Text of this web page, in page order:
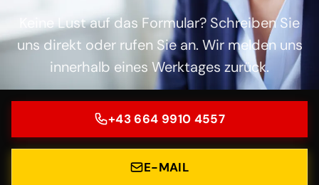
Keine Lust auf das Formular? Schreiben Sie
uns direkt oder rufen Sie an. Wir melden uns
innerhalb eines Werktages zurück.
+43 664 9910 4557
E-MAIL